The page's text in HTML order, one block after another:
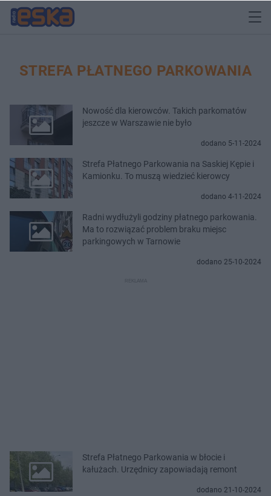
STREFA PŁATNEGO PARKOWANIA
Nowość dla kierowców. Takich parkomatów
jeszcze w Warszawie nie było
dodano 5-11-2024
Strefa Płatnego Parkowania na Saskiej Kępie i
Kamionku. To muszą wiedzieć kierowcy
dodano 4-11-2024
Radni wydłużyli godziny płatnego parkowania.
Ma to rozwiązać problem braku miejsc
parkingowych w Tarnowie
dodano 25-10-2024
Strefa Płatnego Parkowania w błocie i
kałużach. Urzędnicy zapowiadają remont
dodano 21-10-2024